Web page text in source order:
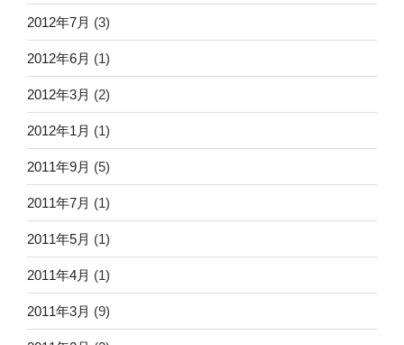
2012年7月 (3)
2012年6月 (1)
2012年3月 (2)
2012年1月 (1)
2011年9月 (5)
2011年7月 (1)
2011年5月 (1)
2011年4月 (1)
2011年3月 (9)